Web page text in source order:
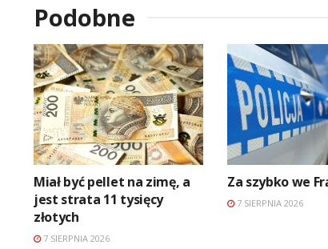
Podobne
Miał być pellet na zimę, a
jest strata 11 tysięcy
złotych
7 SIERPNIA 2026
Za szybko we
7 SIERPNIA 2026